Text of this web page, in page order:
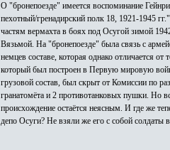
О "бронепоезде" имеется воспоминание
пехотный/гренадирский полк 18, 1921-1945
частям вермахта в боях под Осугой зимой
Вязьмой. На "бронепоезде" была связь с
немцев составе, которая однако отличается
который был построен в Первую мировую
грузовой состав, был скрыт от Комиссии по
гранатомёта и 2 противотанковых пушки. Но
происхождение остаётся неясным. И где же
депо Осуги? Не взяли же его с собой